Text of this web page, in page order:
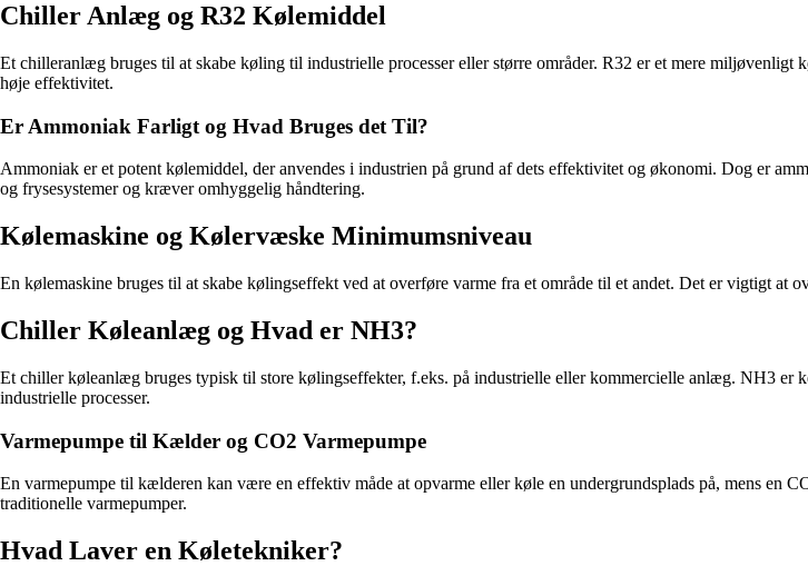
Chiller Anlæg og R32 Kølemiddel
Et chilleranlæg bruges til at skabe køling til industrielle processer eller større områder. R32 er et mere
høje effektivitet.
Er Ammoniak Farligt og Hvad Bruges det Til?
Ammoniak er et potent kølemiddel, der anvendes i industrien på grund af dets effektivitet og økonomi. Dog er
og frysesystemer og kræver omhyggelig håndtering.
Kølemaskine og Kølervæske Minimumsniveau
En kølemaskine bruges til at skabe kølingseffekt ved at overføre varme fra et område til et andet. Det er vigtigt
Chiller Køleanlæg og Hvad er NH3?
Et chiller køleanlæg bruges typisk til store kølingseffekter, f.eks. på industrielle eller kommercielle anlæg. NH3 er
industrielle processer.
Varmepumpe til Kælder og CO2 Varmepumpe
En varmepumpe til kælderen kan være en effektiv måde at opvarme eller køle en undergrundsplads på, mens en
traditionelle varmepumper.
Hvad Laver en Køletekniker?